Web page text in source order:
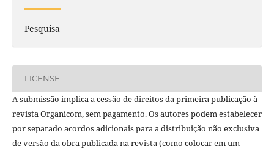
Pesquisa
LICENSE
A submissão implica a cessão de direitos da primeira publicação à
revista Organicom, sem pagamento. Os autores podem estabelecer
por separado acordos adicionais para a distribuição não exclusiva
de versão da obra publicada na revista (como colocar em um